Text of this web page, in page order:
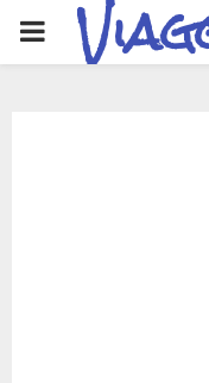
PRIMARY